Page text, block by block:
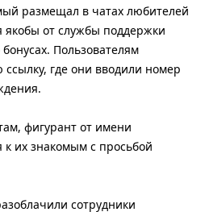
размещал в чатах любителей
от службы поддержки
Пользователям
где они вводили номер
фигурант от имени
их знакомым с просьбой
сотрудники